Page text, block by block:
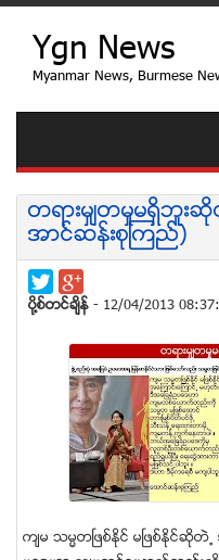
Ygn News
Myanmar News, Burmese
တရားမွ်တမႈမရွိဘူးဆို
အာင္ဆန္းစုၾကည္)
ပုိ႔စ္တင္ခ်ိန္ - 12/04/2013
က်မ သမၼတၿဖစ္ႏိုင္ မၿဖစ္ႏိုင္ဆိုတဲ႕